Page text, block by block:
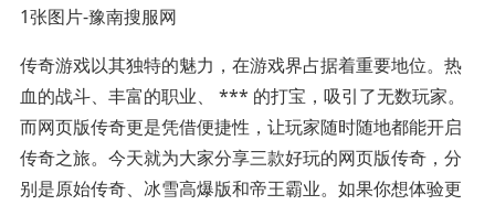
传奇游戏以其独特的魅力，在游戏界占据着重要地位。热
血的战斗、丰富的职业、 *** 的打宝，吸引了无数玩家。
而网页版传奇更是凭借便捷性，让玩家随时随地都能开启
传奇之旅。今天就为大家分享三款好玩的网页版传奇，分
别是原始传奇、冰雪高爆版和帝王霸业。如果你想体验更